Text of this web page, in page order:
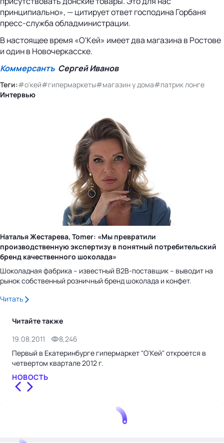
принципиально», — цитирует ответ господина Горбаня
пресс-служба обладминистрации.
В настоящее время «О'Кей» имеет два магазина в Ростове
и один в Новочеркасске.
Коммерсантъ Сергей Иванов
Теги:#о'кей#гипермаркеты#магазин у дома#патрик лонге
Интервью
Наталья Жестарева, Tomer: «Мы превратили
производственную экспертизу в понятный потребительский
бренд качественного шоколада»
Шоколадная фабрика – известный B2B-поставщик – выводит на
рынок собственный розничный бренд шоколада и конфет.
Читать
Читайте также
19.08.2011
8,246
Первый в Екатеринбурге гипермаркет "О'Кей" откроется в
четвертом квартале 2012 г.
НОВОСТЬ